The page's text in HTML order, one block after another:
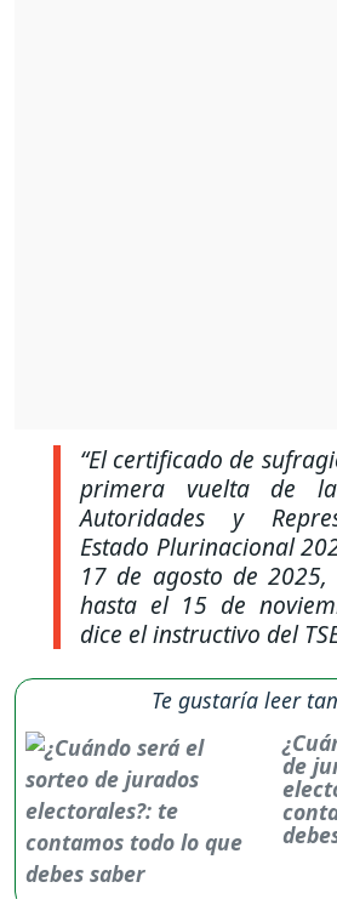
“El certificado de
primera vuelta de
Autoridades y
Estado Plurinacional
17 de agosto de
hasta el 15 de
dice el instructivo del
Te gustaría leer
de